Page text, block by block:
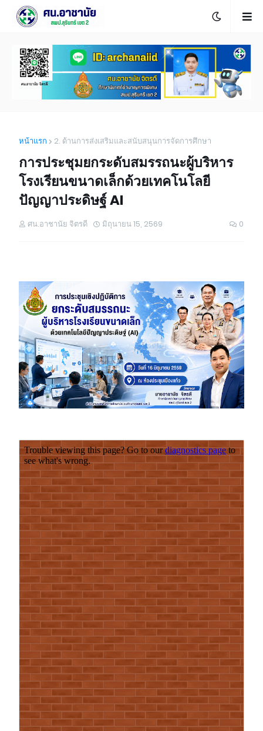
หน้าแรก 2. ด้านการส่งเสริมและสนับสนุนการจัดการศึกษา
การประชุมยกระดับสมรรถนะผู้บริหาร
โรงเรียนขนาดเล็กด้วยเทคโนโลยี
ปัญญาประดิษฐ์ AI
ศน.อาชานัย จิตรดี มิถุนายน 15, 2569 0